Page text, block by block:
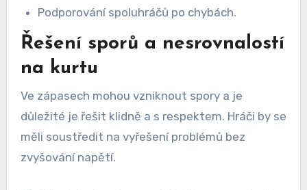
Podporování spoluhráčů po chybách.
Řešení sporů a nesrovnalostí
na kurtu
Ve zápasech mohou vzniknout spory a je
důležité je řešit klidně a s respektem. Hráči by se
měli soustředit na vyřešení problémů bez
zvyšování napětí.